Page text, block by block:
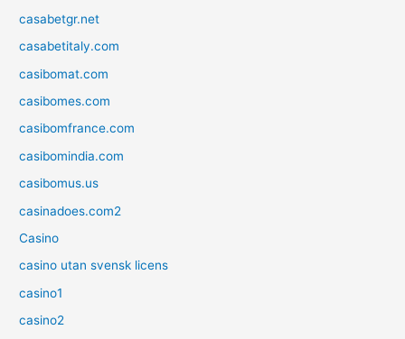
casabetgr.net
casabetitaly.com
casibomat.com
casibomes.com
casibomfrance.com
casibomindia.com
casibomus.us
casinadoes.com2
Casino
casino utan svensk licens
casino1
casino2